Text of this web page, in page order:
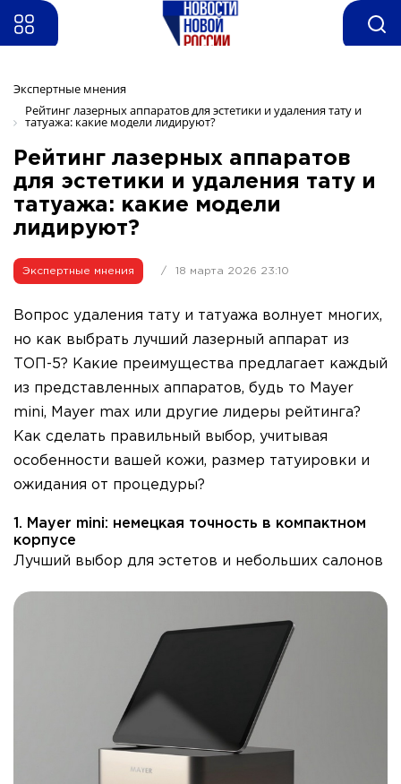
Экспертные мнения
Рейтинг лазерных аппаратов для эстетики и удаления тату и
татуажа: какие модели лидируют?
Рейтинг лазерных аппаратов
для эстетики и удаления тату и
татуажа: какие модели
лидируют?
Экспертные мнения / 18 марта 2026 23:10
Вопрос удаления тату и татуажа волнует многих,
но как выбрать лучший лазерный аппарат из
ТОП-5? Какие преимущества предлагает каждый
из представленных аппаратов, будь то Mayer
mini, Mayer max или другие лидеры рейтинга?
Как сделать правильный выбор, учитывая
особенности вашей кожи, размер татуировки и
ожидания от процедуры?
1. Mayer mini: немецкая точность в компактном
корпусе
Лучший выбор для эстетов и небольших салонов